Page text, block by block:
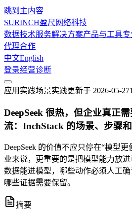
跳到主内容
SURINCH盈尺网络科技
数据技术服务解决方案产品与工具专
代理合作
中文English
登录经营诊断
应用实践场景实践更新于 2026-05-27
DeepSeek 很热，但企业真正
流：InchStack 的场景、步骤
DeepSeek 的价值不应只停在“模型
业来说，更重要的是把模型能力放
数据能进模型，哪些动作必须人工确
哪些证据需要保留。
摘要